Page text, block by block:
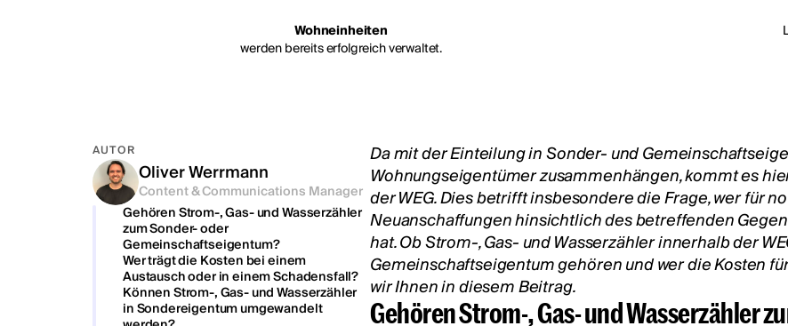
Wohneinheiten
werden bereits erfolgreich verwaltet.
AUTOR
Oliver Werrmann
Content & Communications Manager
Gehören Strom-, Gas- und Wasserzähler
zum Sonder- oder
Gemeinschaftseigentum?
Wer trägt die Kosten bei einem
Austausch oder in einem Schadensfall?
Können Strom-, Gas- und Wasserzähler
in Sondereigentum umgewandelt
Da mit der Einteilung in Sonder- und
Wohnungseigentümer zusammenhängen, kommt es
der WEG. Dies betrifft insbesondere die Frage, wer für
Neuanschaffungen hinsichtlich des betreffenden
hat. Ob Strom-, Gas- und Wasserzähler innerhalb der
Gemeinschaftseigentum gehören und wer die Kosten
wir Ihnen in diesem Beitrag.
Gehören Strom-, Gas- und Wasserzähler